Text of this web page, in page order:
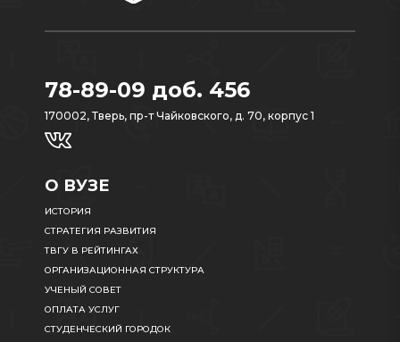
78-89-09 доб. 456
170002, Тверь, пр-т Чайковского, д. 70, корпус 1
О ВУЗЕ
ИСТОРИЯ
СТРАТЕГИЯ РАЗВИТИЯ
ТВГУ В РЕЙТИНГАХ
ОРГАНИЗАЦИОННАЯ СТРУКТУРА
УЧЕНЫЙ СОВЕТ
ОПЛАТА УСЛУГ
СТУДЕНЧЕСКИЙ ГОРОДОК